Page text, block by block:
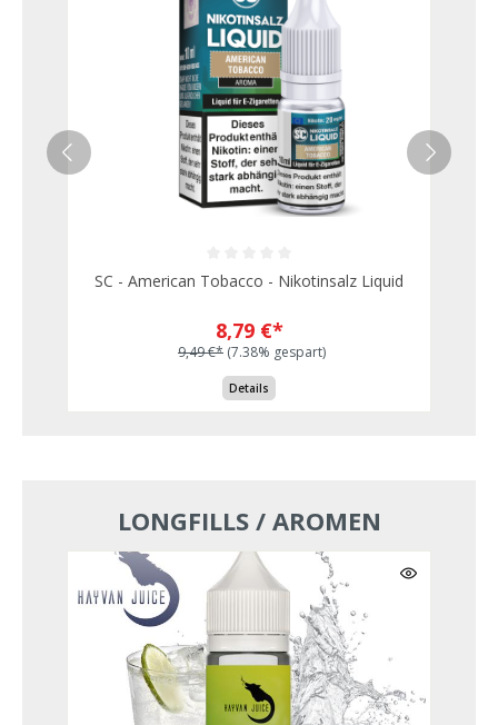
SC - American Tobacco - Nikotinsalz Liquid
8,79 €*
9,49 €* (7.38% gespart)
Details
LONGFILLS / AROMEN